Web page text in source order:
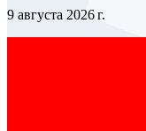
9 августа 2026 г.